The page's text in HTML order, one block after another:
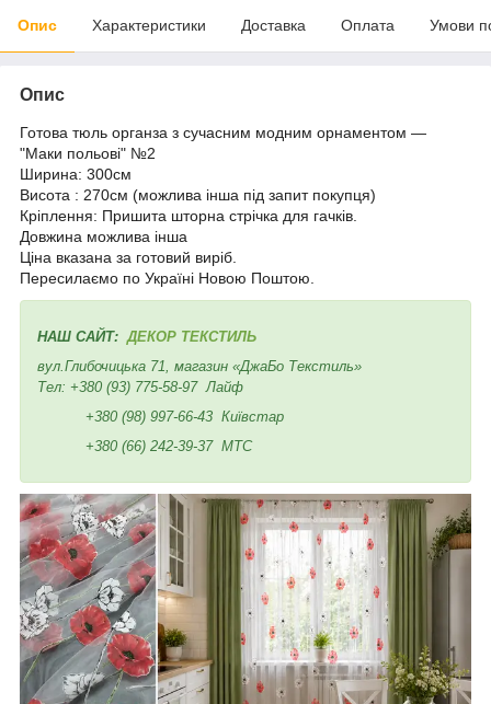
Опис Характеристики Доставка Оплата Умови
Опис
Готова тюль органза з сучасним модним орнаментом ―
"Маки польові" №2
Ширина: 300см
Висота : 270см (можлива інша під запит покупця)
Кріплення: Пришита шторна стрічка для гачків.
Довжина можлива інша
Ціна вказана за готовий виріб.
Пересилаємо по Україні Новою Поштою.
НАШ САЙТ: ДЕКОР ТЕКСТИЛЬ
вул.Глибочицька 71, магазин «ДжаБо Текстиль»
Тел: +380 (93) 775-58-97 Лайф
+380 (98) 997-66-43 Київстар
+380 (66) 242-39-37 МТС